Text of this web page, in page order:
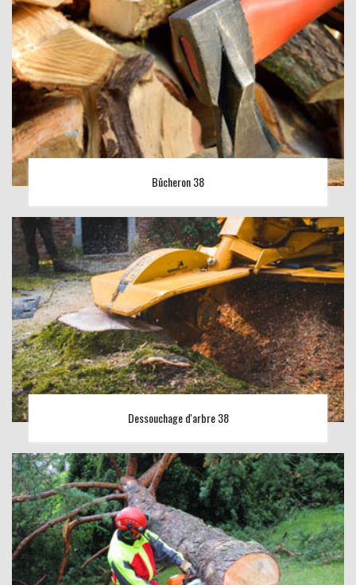
Bûcheron 38
Dessouchage d'arbre 38